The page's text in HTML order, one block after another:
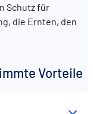
Schutz für
die Ernten, den
Vorteile